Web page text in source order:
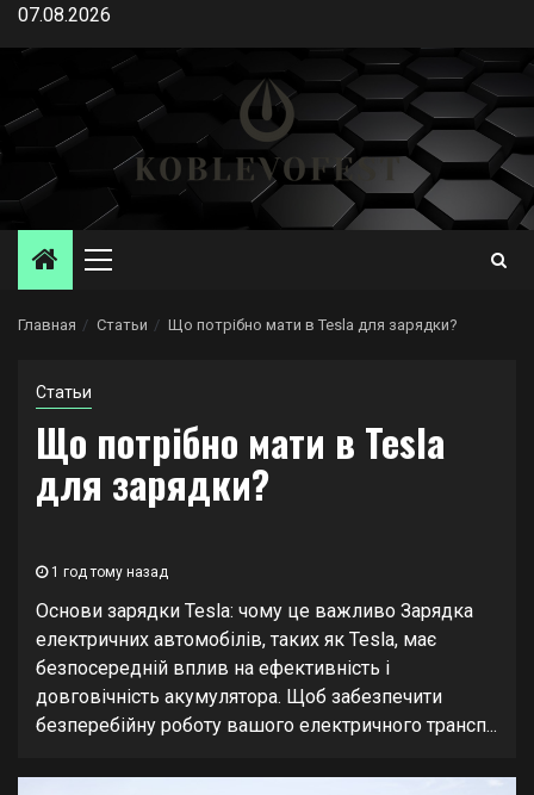
Перейти
содержимому
07.08.2026
Основное
Главная Статьи Що потрібно мати в Tesla для зарядки?
Статьи
Що потрібно мати в Tesla
для зарядки?
1 год тому назад
Основи зарядки Tesla: чому це важливо Зарядка
електричних автомобілів, таких як Tesla, має
безпосередній вплив на ефективність і
довговічність акумулятора. Щоб забезпечити
безперебійну роботу вашого електричного трансп...